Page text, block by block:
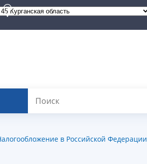
в Российской Федерации